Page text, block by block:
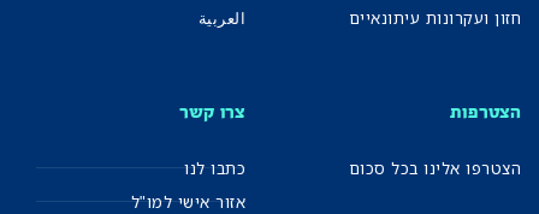
חזון ועקרונות עיתונאיים
العربية
הצטרפות
הצטרפו אלינו בכל סכום
צרו קשר
כתבו לנו
אזור אישי למו"ל